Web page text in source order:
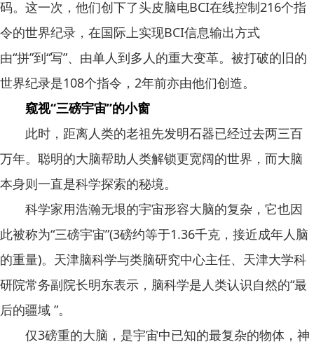
码。这一次，他们创下了头皮脑电BCI在线控制216个指
令的世界纪录，在国际上实现BCI信息输出方式
由“拼”到“写”、由单人到多人的重大变革。被打破的旧的
世界纪录是108个指令，2年前亦由他们创造。
窥视“三磅宇宙”的小窗
此时，距离人类的老祖先发明石器已经过去两三百
万年。聪明的大脑帮助人类解锁更宽阔的世界，而大脑
本身则一直是科学探索的秘境。
科学家用浩瀚无垠的宇宙形容大脑的复杂，它也因
此被称为“三磅宇宙”(3磅约等于1.36千克，接近成年人脑
的重量)。天津脑科学与类脑研究中心主任、天津大学科
研院常务副院长明东表示，脑科学是人类认识自然的“最
后的疆域 ”。
仅3磅重的大脑，是宇宙中已知的最复杂的物体，神